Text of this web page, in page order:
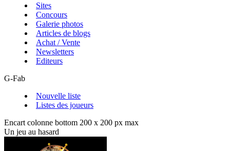
Sites
Concours
Galerie photos
Articles de blogs
Achat / Vente
Newsletters
Editeurs
G-Fab
Nouvelle liste
Listes des joueurs
Encart colonne bottom 200 x 200 px max
Un jeu au hasard